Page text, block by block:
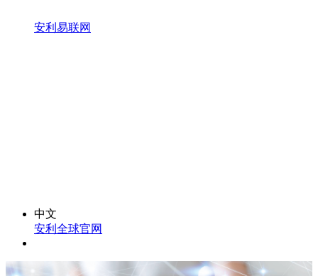
安利易联网
中文
安利全球官网